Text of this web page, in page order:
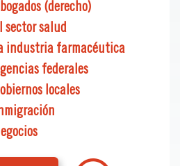
(derecho)
sector salud
industria farmacéutica
federales
locales